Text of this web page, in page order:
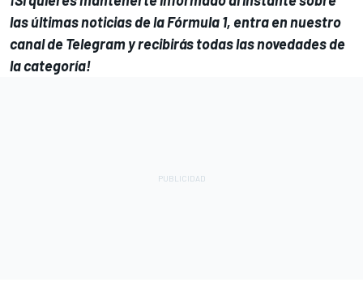
las últimas noticias de la Fórmula 1, entra ennuestro
canal de Telegramy recibirás todas las novedades de
la categoría!